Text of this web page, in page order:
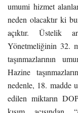
umumi hizmet
neden olacaktır ki
açıktır. Üstelik
Yönetmeliğinin 32.
taşınmazlarının
Hazine
nedenle, 18. madde
edilen miktarın